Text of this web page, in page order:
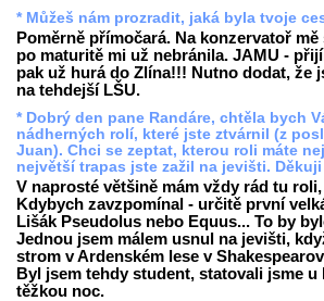
* Můžeš nám prozradit, jaká byla tvoje
Poměrně přímočará. Na konzervatoř
po maturitě mi už nebránila. JAMU -
pak už hurá do Zlína!!! Nutno dodat, že
na tehdejší LŠU.
* Dobrý den pane Randáre, chtěla bych
nádherných rolí, které jste ztvárnil (z
Juan). Chci se zeptat, kterou roli máte
největší trapas jste zažil na jevišti. Děkuji
V naprosté většině mám vždy rád tu
Kdybych zavzpomínal - určitě první
Lišák Pseudolus nebo Equus... To by
Jednou jsem málem usnul na jevišti,
strom v Ardenském lese v
Byl jsem tehdy student, statovali jsme u
těžkou noc.